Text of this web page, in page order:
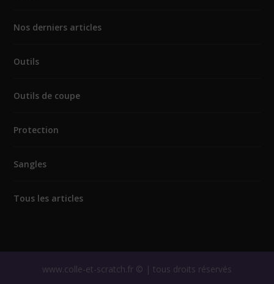
Nos derniers articles
Outils
Outils de coupe
Protection
Sangles
Tous les articles
www.colle-et-scratch.fr © | tous droits réservés